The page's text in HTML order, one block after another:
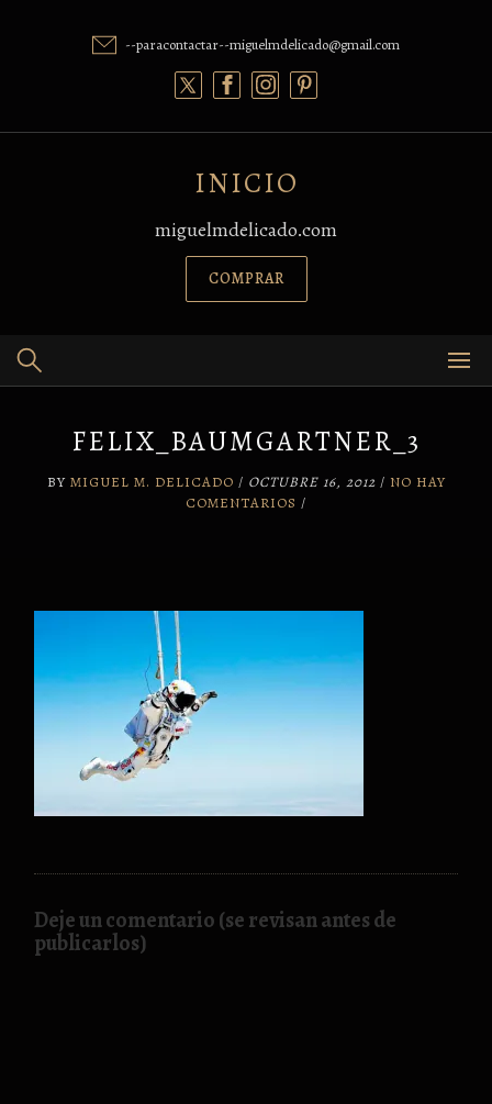
--paracontactar--miguelmdelicado@gmail.com
INICIO
miguelmdelicado.com
COMPRAR
FELIX_BAUMGARTNER_3
BY MIGUEL M. DELICADO / OCTUBRE 16, 2012/ NO HAY
COMENTARIOS /
Deje un comentario (se revisan antes de
publicarlos)